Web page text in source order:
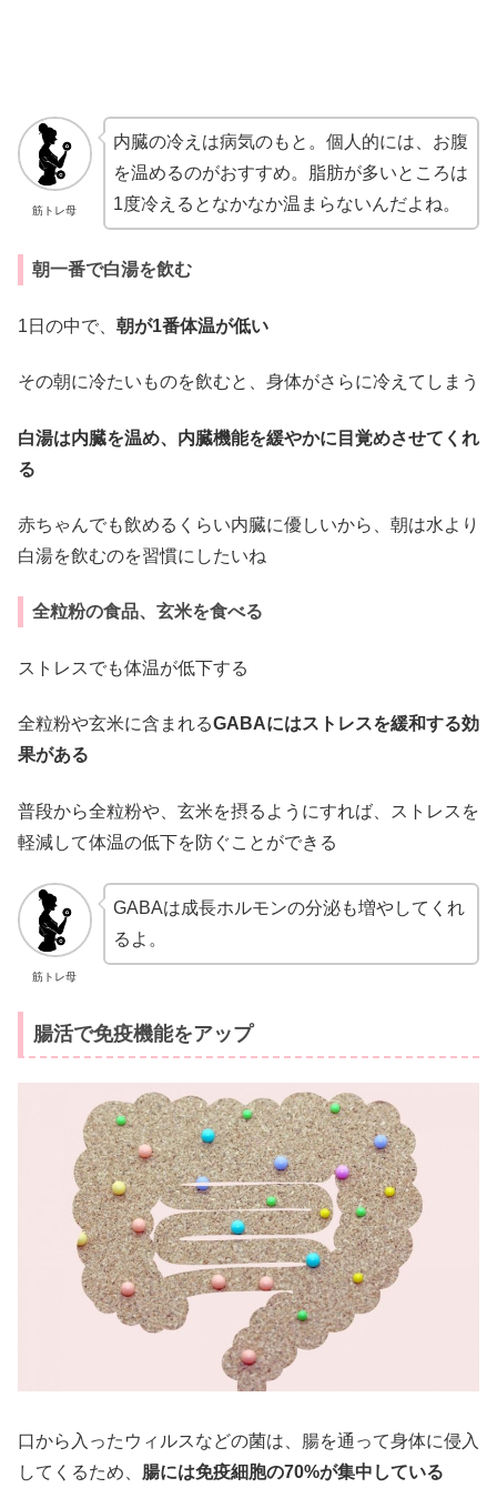
筋トレ母
内臓の冷えは病気のもと。個人的には、お腹
を温めるのがおすすめ。脂肪が多いところは
1度冷えるとなかなか温まらないんだよね。
朝一番で白湯を飲む
1日の中で、 朝が1番体温が低い
その朝に冷たいものを飲むと、身体がさらに冷えてしまう
白湯は内臓を温め、内臓機能を緩やかに目覚めさせてくれ
る
赤ちゃんでも飲めるくらい内臓に優しいから、朝は水より
白湯を飲むのを習慣にしたいね
全粒粉の食品、玄米を食べる
ストレスでも体温が低下する
全粒粉や玄米に含まれるGABAにはストレスを緩和する効
果がある
普段から全粒粉や、玄米を摂るようにすれば、ストレスを
軽減して体温の低下を防ぐことができる
筋トレ母
GABAは成長ホルモンの分泌も増やしてくれ
るよ。
腸活で免疫機能をアップ
口から入ったウィルスなどの菌は、腸を通って身体に侵入
してくるため、 腸には免疫細胞の70%が集中している